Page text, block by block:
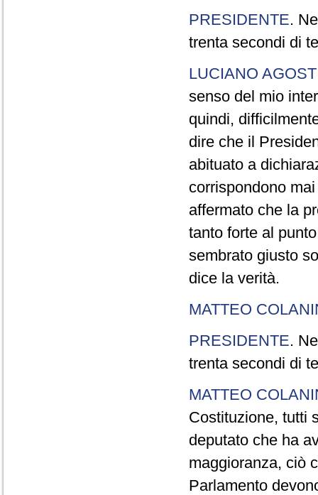
PRESIDENTE.
trenta secondi di
LUCIANO
senso del mio
quindi,
dire che il
abituato a
corrispondono
affermato che la
tanto forte al
sembrato giusto
dice la verità.
MATTEO
PRESIDENTE.
trenta secondi di
MATTEO
Costituzione, tutti
deputato che ha
maggioranza, ciò
Parlamento